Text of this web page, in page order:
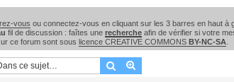
vous ou connectez-vous en cliquant sur les 3 barres en haut à
fil de discussion : faîtes une recherche afin de vérifier si votre
ce forum sont sous licence CREATIVE COMMONS BY-NC-SA
Rechercher